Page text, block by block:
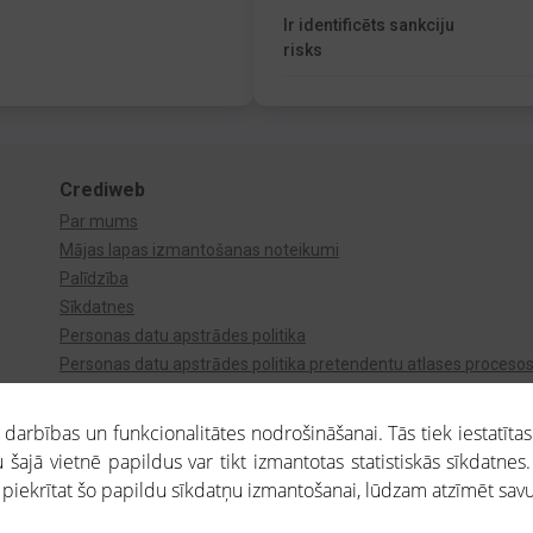
Ir identificēts sankciju
risks
Crediweb
Par mums
Mājas lapas izmantošanas noteikumi
Palīdzība
Sīkdatnes
Personas datu apstrādes politika
Personas datu apstrādes politika pretendentu atlases procesos
un funkcionalitātes nodrošināšanai. Tās tiek
vietnē papildus var tikt izmantotas statistiskās
piekrītat šo papildu sīkdatņu izmantošanai, lūdzam atzīmēt